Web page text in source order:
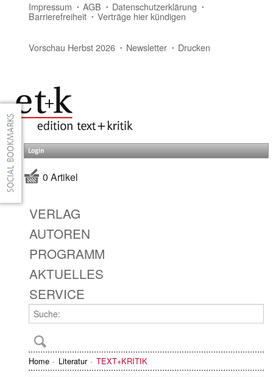
Impressum AGB Datenschutzerklärung
Barrierefreiheit Verträge hier kündigen
Vorschau Herbst 2026 Newsletter Drucken
Login
0 Artikel
VERLAG
AUTOREN
PROGRAMM
AKTUELLES
SERVICE
Home Literatur TEXT+KRITIK